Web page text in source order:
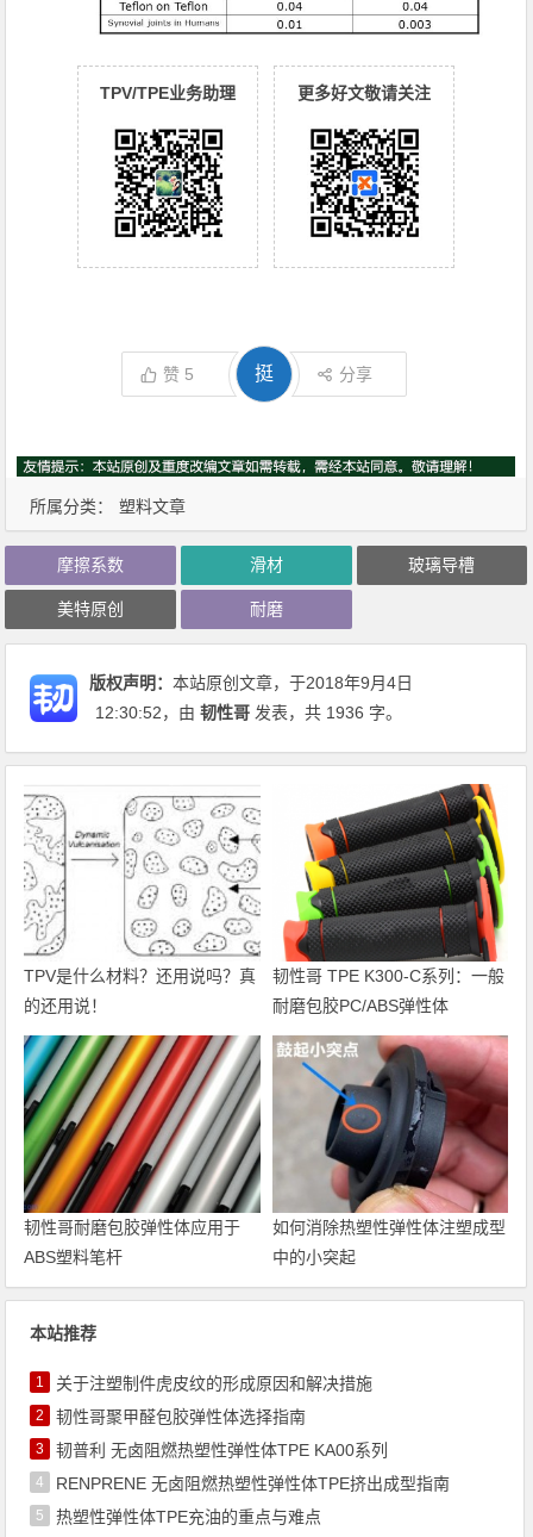
所属分类： 塑料文章
TPV/TPE业务助理 更多好文敬请关注
赞 5 挺 分享
摩擦系数 滑材 玻璃导槽
美特原创 耐磨
版权声明：本站原创文章，于2018年9月4日
12:30:52，由韧性哥 发表，共 1936 字。
TPV是什么材料？还用说吗？真
的还用说！
韧性哥 TPE K300-C系列：一般
耐磨包胶PC/ABS弹性体
韧性哥耐磨包胶弹性体应用于
ABS塑料笔杆
如何消除热塑性弹性体注塑成型
中的小突起
本站推荐
1 关于注塑制件虎皮纹的形成原因和解决措施
2 韧性哥聚甲醛包胶弹性体选择指南
3 韧普利 无卤阻燃热塑性弹性体TPE KA00系列
4 RENPRENE 无卤阻燃热塑性弹性体TPE挤出成型指南
5 热塑性弹性体TPE充油的重点与难点